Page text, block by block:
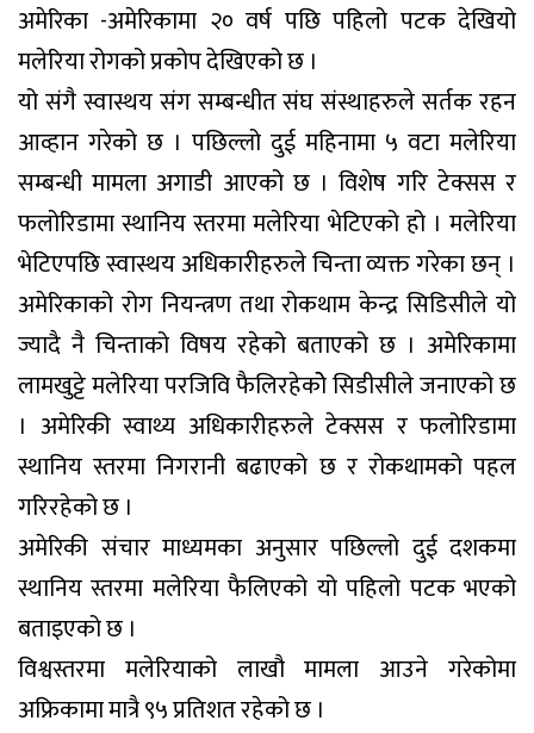
अमेरिका -अमेरिकामा २० वर्ष पछि पहिलो पटक देखियो
मलेरिया रोगको प्रकोप देखिएको छ ।
यो संगै स्वास्थय संग सम्बन्धीत संघ संस्थाहरुले सर्तक रहन
आव्हान गरेको छ । पछिल्लो दुई महिनामा ५ वटा मलेरिया
सम्बन्धी मामला अगाडी आएको छ । विशेष गरि टेक्सस र
फलोरिडामा स्थानिय स्तरमा मलेरिया भेटिएको हो । मलेरिया
भेटिएपछि स्वास्थय अधिकारीहरुले चिन्ता व्यक्त गरेका छन् ।
अमेरिकाको रोग नियन्त्रण तथा रोकथाम केन्द्र सिडिसीले यो
ज्यादै नै चिन्ताको विषय रहेको बताएको छ । अमेरिकामा
लामखुट्टे मलेरिया परजिवि फैलिरहेकोे सिडीसीले जनाएको छ
। अमेरिकी स्वाथ्य अधिकारीहरुले टेक्सस र फलोरिडामा
स्थानिय स्तरमा निगरानी बढाएको छ र रोकथामको पहल
गरिरहेको छ ।
अमेरिकी संचार माध्यमका अनुसार पछिल्लो दुई दशकमा
स्थानिय स्तरमा मलेरिया फैलिएको यो पहिलो पटक भएको
बताइएको छ ।
विश्वस्तरमा मलेरियाको लाखौ मामला आउने गरेकोमा
अफ्रिकामा मात्रै ९५ प्रतिशत रहेको छ ।